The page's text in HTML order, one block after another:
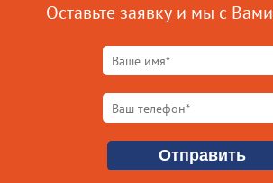
Оставьте заявку и мы с